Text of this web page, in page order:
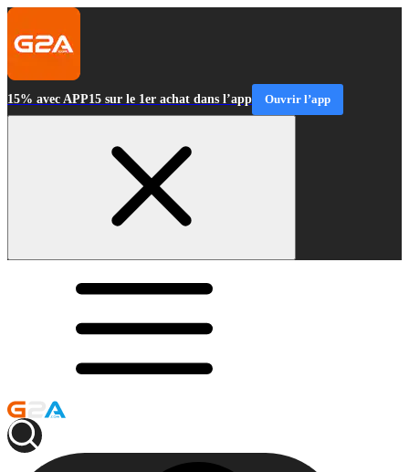
15% avec APP15 sur le 1er achat dans l’app Ouvrir l’app